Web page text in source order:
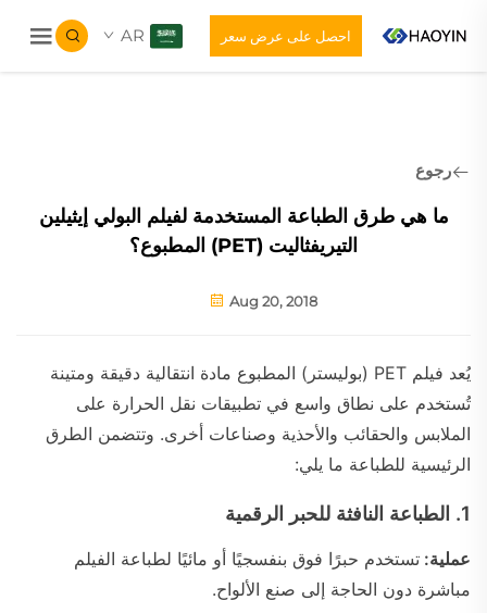
احصل على عرض سعر AR
رجوع
ما هي طرق الطباعة المستخدمة لفيلم البولي إيثيلين
التيريفثاليت (PET) المطبوع؟
Aug 20, 2018
يُعد فيلم PET (بوليستر) المطبوع مادة انتقالية دقيقة ومتينة
تُستخدم على نطاق واسع في تطبيقات نقل الحرارة على
الملابس والحقائب والأحذية وصناعات أخرى. وتتضمن الطرق
الرئيسية للطباعة ما يلي:
1. الطباعة النافثة للحبر الرقمية
عملية: تستخدم حبرًا فوق بنفسجيًا أو مائيًا لطباعة الفيلم
مباشرة دون الحاجة إلى صنع الألواح.